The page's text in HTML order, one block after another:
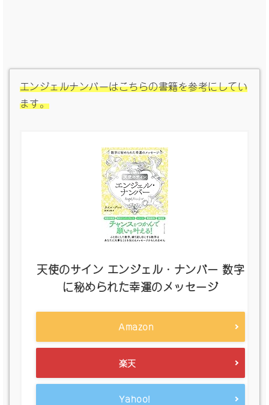
エンジェルナンバーはこちらの書籍を参考にしてい
ます。
天使のサイン エンジェル・ナンバー 数字
に秘められた幸運のメッセージ
Amazon
楽天
Yahoo!